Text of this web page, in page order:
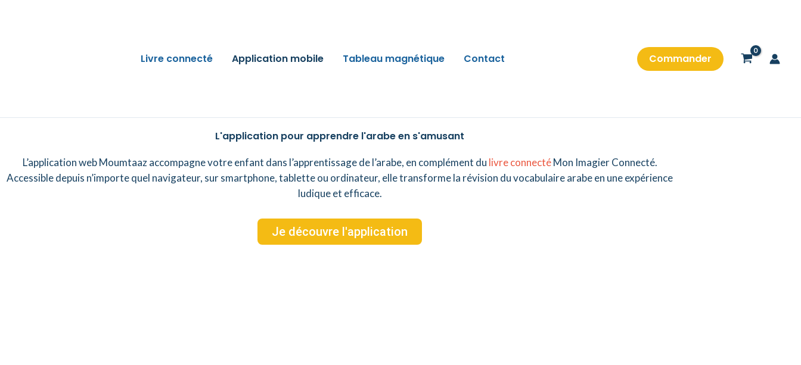
Livre connecté Application mobile Tableau magnétique Contact Commander
L'application pour apprendre l'arabe en s'amusant
L’application web Moumtaaz accompagne votre enfant dans l’apprentissage de l’arabe, en complément du livre connectéMon Imagier Connecté.
Accessible depuis n’importe quel navigateur, sur smartphone, tablette ou ordinateur, elle transforme la révision du vocabulaire arabe en une expérience
ludique et efficace.
Je découvre l'application